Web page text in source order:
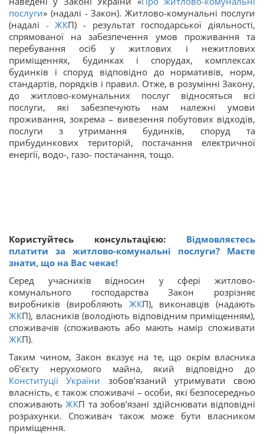
послуги» (надалі - Закон). Житлово-комунальні послуги
(надалі -ЖКП) - результат господарської діяльності,
спрямованої на забезпечення умов проживання та
перебування осіб у житлових і нежитлових
приміщеннях, будинках і спорудах, комплексах
будинків і споруд відповідно до нормативів, норм,
стандартів, порядків і правил. Отже, в розумінні Закону,
до житлово-комунальних послуг відносяться всі
послуги, які забезпечують нам належні умови
проживання, зокрема – вивезення побутових відходів,
послуги з утримання будинків, споруд та
прибудинкових територій, постачання електричної
енергії, водо-, газо- постачання, тощо.
Користуйтесь консультацією: Відмовляєтесь
платити за житлово-комунальні послуги? Маєте
знати, що на Вас чекає!
Серед учасників відносин у сфері житлово-
комунального господарства Закон розрізняє
виробників (виробляють ЖКП), виконавців (надають
ЖКП), власників (володіють відповідним приміщенням),
споживачів (споживають або мають намір споживати
ЖКП).
Таким чином, Закон вказує на те, що окрім власника
об’єкту нерухомого майна, який відповідно до
Конституції України зобов’язаний утримувати свою
власність, є також споживачі – особи, які безпосередньо
споживаютьЖКП та зобов’язані здійснювати відповідні
розрахунки. Споживач також може бути власником
приміщення.